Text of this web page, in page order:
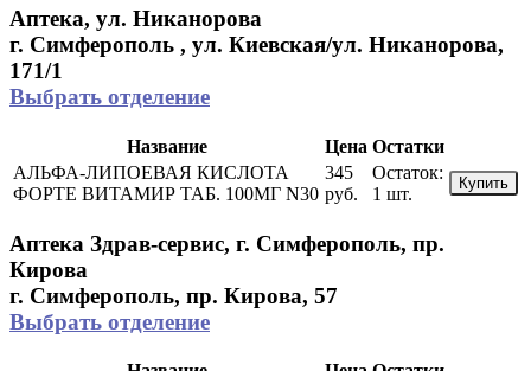
Аптека, ул. Никанорова
г. Симферополь , ул. Киевская/ул. Никанорова,
171/1
Выбрать отделение
Название Цена Остатки
АЛЬФА-ЛИПОЕВАЯ КИСЛОТА
ФОРТЕ ВИТАМИР ТАБ. 100МГ N30
345
руб.
Остаток:
1 шт.
Купить
Аптека Здрав-сервис, г. Симферополь, пр.
Кирова
г. Симферополь, пр. Кирова, 57
Выбрать отделение